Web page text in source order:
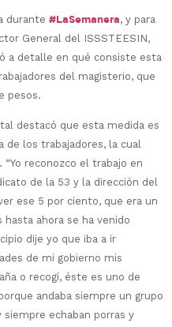
durante #LaSemanera, y para
General del ISSSTEESIN,
a detalle en qué consiste esta
del magisterio, que
pesos.
destacó que esta medida es
de los trabajadores, la cual
reconozco el trabajo en
de la 53 y la dirección del
ese 5 por ciento, que era un
ahora se ha venido
dije yo que iba a ir
de mi gobierno mis
o recogí, éste es uno de
andaba siempre un grupo
echaban porras y